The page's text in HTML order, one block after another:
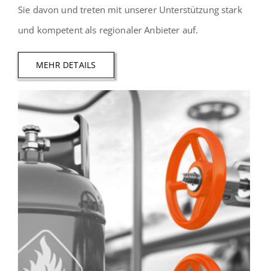
Sie davon und treten mit unserer Unterstützung stark
und kompetent als regionaler Anbieter auf.
MEHR DETAILS